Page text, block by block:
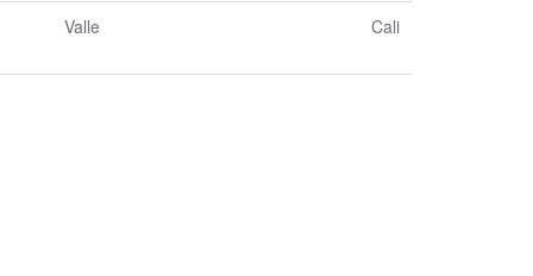
Valle Cali